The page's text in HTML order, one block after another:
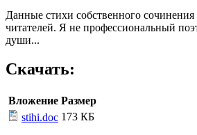
Данные стихи собственного
читателей. Я не профессиональный
души...
Скачать:
Вложение Размер
stihi.doc 173 КБ